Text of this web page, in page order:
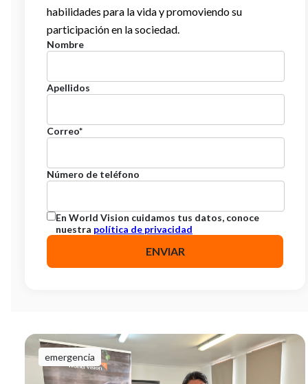
habilidades para la vida y promoviendo su
participación en la sociedad.
Nombre
Apellidos
Correo*
Número de teléfono
En World Vision cuidamos tus datos, conoce
nuestra política de privacidad
emergencia